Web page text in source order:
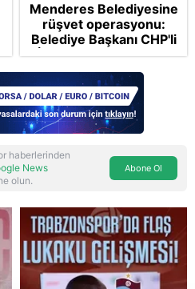
Menderes Belediyesine
rüşvet operasyonu:
Belediye Başkanı CHP'li
İlkay Çiçek tutuklandı
haberlerinden
News
olun.
Abone Ol